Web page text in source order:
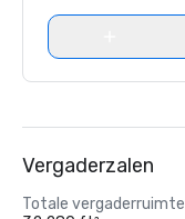
Vergaderzalen
Totale vergaderruimte